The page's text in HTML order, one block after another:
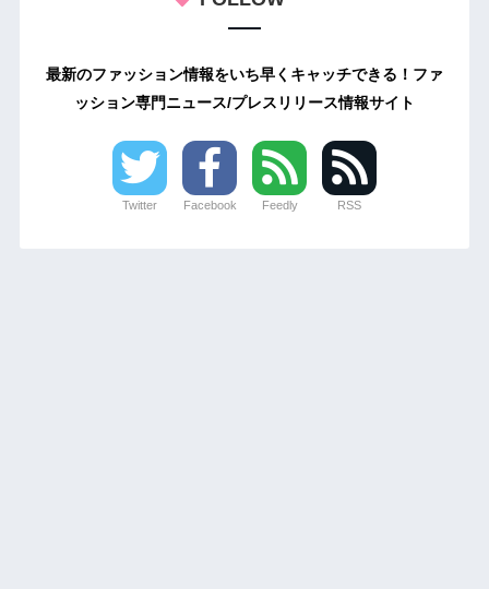
最新のファッション情報をいち早くキャッチできる！ファ
ッション専門ニュース/プレスリリース情報サイト
Twitter Facebook Feedly RSS